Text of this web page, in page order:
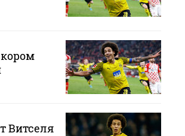
Витселя